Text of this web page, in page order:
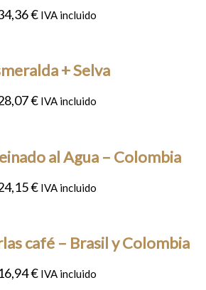
€ IVA incluido
+ Selva
€ IVA incluido
al Agua – Colombia
€ IVA incluido
café – Brasil y Colombia
€ IVA incluido